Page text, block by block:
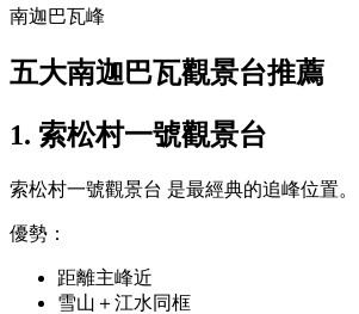
南迦巴瓦峰
五大南迦巴瓦觀景台推薦
1. 索松村一號觀景台
索松村一號觀景台 是最經典的追峰位置。
優勢：
距離主峰近
雪山＋江水同框